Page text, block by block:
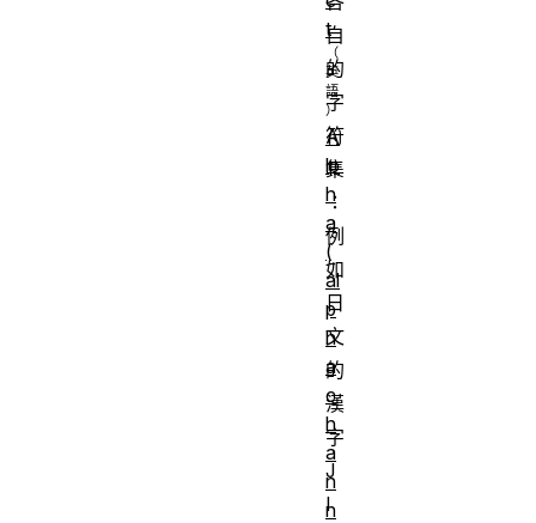
自
的
字
符
集
：
例
如
日
文
的
漢
字
J
I
t
A
lp
h
a
(
al
p
h
a
c
h
a
n
n